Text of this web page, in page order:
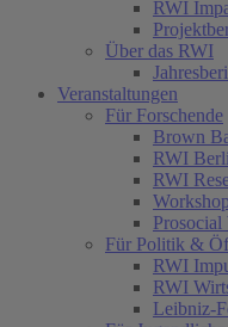
RWI
Über das RWI
Veranstaltungen
Für Forschende
Brown
RWI
RWI
Für Politik &
RWI
RWI
Leibniz-